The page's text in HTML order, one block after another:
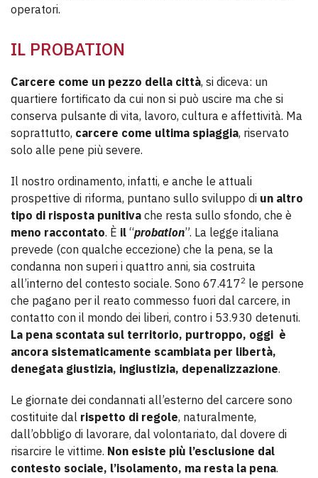
operatori.
IL PROBATION
Carcere come un pezzo della città, si diceva: un
quartiere fortificato da cui non si può uscire ma che si
conserva pulsante di vita, lavoro, cultura e affettività. Ma
soprattutto, carcere come ultima spiaggia, riservato
solo alle pene più severe.
Il nostro ordinamento, infatti, e anche le attuali
prospettive di riforma, puntano sullo sviluppo di un altro
tipo di risposta punitiva che resta sullo sfondo, che è
meno raccontato. È il “probation”. La legge italiana
prevede (con qualche eccezione) che la pena, se la
condanna non superi i quattro anni, sia costruita
all’interno del contesto sociale. Sono 67.4172 le persone
che pagano per il reato commesso fuori dal carcere, in
contatto con il mondo dei liberi, contro i 53.930 detenuti.
La pena scontata sul territorio, purtroppo, oggi è
ancora sistematicamente scambiata per libertà,
denegata giustizia, ingiustizia, depenalizzazione.
Le giornate dei condannati all’esterno del carcere sono
costituite dal rispetto di regole, naturalmente,
dall’obbligo di lavorare, dal volontariato, dal dovere di
risarcire le vittime. Non esiste più l’esclusione dal
contesto sociale, l’isolamento, ma resta la pena.